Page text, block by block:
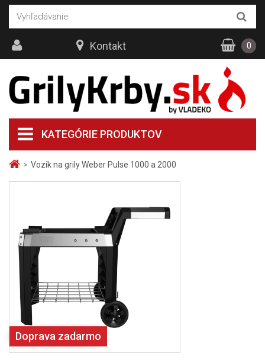
> Vozík na grily Weber Pulse 1000 a 2000
Doprava zadarmo
KATEGÓRIE PRODUKTOV
Kontakt 0